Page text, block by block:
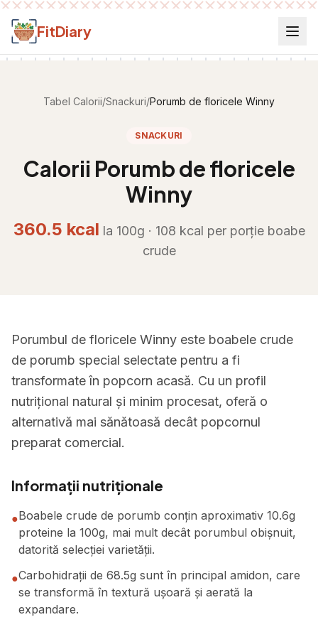
Salt la conținut
FitDiary
Tabel Calorii/Snackuri/Porumb de floricele Winny
SNACKURI
Calorii Porumb de floricele
Winny
360.5 kcal la 100g · 108 kcal per porție boabe
crude
Porumbul de floricele Winny este boabele crude
de porumb special selectate pentru a fi
transformate în popcorn acasă. Cu un profil
nutrițional natural și minim procesat, oferă o
alternativă mai sănătoasă decât popcornul
preparat comercial.
Informații nutriționale
●Boabele crude de porumb conțin aproximativ 10.6g
proteine la 100g, mai mult decât porumbul obișnuit,
datorită selecției varietății.
●Carbohidrații de 68.5g sunt în principal amidon, care
se transformă în textură ușoară și aerată la
expandare.